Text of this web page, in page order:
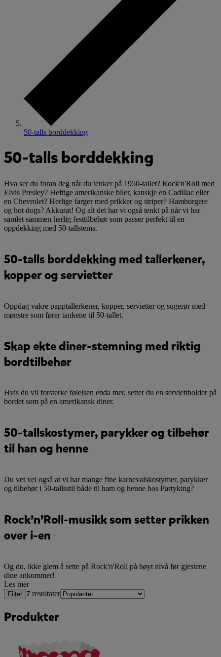
50-talls borddekking
50-talls borddekking
Hva ser du foran deg når du tenker på 1950-tallet? Rock'n'Roll med
Elvis Presley? Heftige amerikanske biler, kanskje en Cadillac eller
en Chevrolet? Herlige farger med prikker og striper? Hamburgere
og hot dogs? Akkurat! Og alt det har vi også tenkt på når vi har
samlet sammen herlig festtilbehør som passer perfekt til en
oppdekking med 50-tallstema.
50-talls borddekking med tallerkener,
kopper og servietter
Oppdag vakre papptallerkener, kopper, servietter og sugerør med
mønstre som fører tankene til 50-tallet.
Skap ekte diner-stemning med riktig
bordtilbehør
Hvis du vil forsterke følelsen enda mer, setter du en serviettholder på
bordet som på en amerikansk diner.
50-tallskostymer, parykker og tilbehør
til han og henne
Du vet vel også at vi har mange fine karnevalskostymer, parykker
og tilbehør i 50-tallsstil både til ham og henne hos Partyking?
Rock’n’Roll-musikk som setter prikken
over i-en
Og du, ikke glem å sette på Rock'n'Roll på høyt nivå før gjestene
dine ankommer!
Les mer
Filter 7 resultater
Produkter